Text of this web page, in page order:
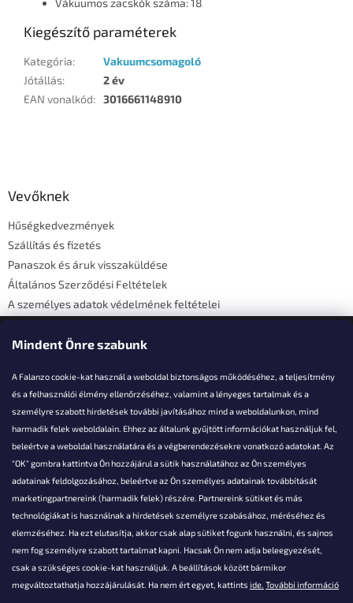
Mindent Önre szabunk
A Falanzo cookie-kat használ a weboldal biztonságos működéséhez, a teljesítmény
és a felhasználói élmény ellenőrzéséhez, valamint a lényeges tartalmak és a
személyre szabott hirdetések további javításához mind a weboldalunkon, mind
harmadik felek weboldalain. Ehhez az általunk gyűjtött információkat használjuk fel,
beleértve a weboldal használatára és a végberendezésekre vonatkozó adatokat. Az
"OK" gombra kattintva Ön hozzájárul a sütik használatához az Ön személyes
adatainak feldolgozásához, beleértve az Ön személyes adatainak továbbítását
marketingpartnereink (harmadik felek) részére. Partnereink sütiket és más
technológiákat is használnak a hirdetések személyre szabásához, méréséhez és
elemzéséhez. Ha ezt elutasítja, akkor csak alap sütiket fogunk használni, és sajnos
nem fog személyre szabott tartalmat kapni. Hacsak Ön nem adja beleegyezését,
csak a szükséges cookie-kat használjuk. A beállítások között bármikor
megváltoztathatja hozzájárulását. Ha nem ért egyet, kattints ide. További információ
Vákuumos zacskók száma: 18
Kiegészítő paraméterek
Kategória:
Vakuumcsomagoló
Jótállás:
2 év
EAN vonalkód: 3016661148910
Vevőknek
Hűségkedvezmények
Szállítás és fizetés
Panaszok és áruk visszaküldése
Általános Szerződési Feltételek
A személyes adatok védelmének feltételei
Elérhetőségi adatok
Akarsz kérdezni valamit?
info@falanzo.hu